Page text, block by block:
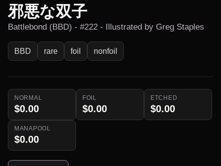
邪悪な双子
Battlebond (BBD) - #222 - Illustrated by Greg Staples
BBD rare foil nonfoil
NORMAL
$0.00
FOIL
$0.00
ETCHED
$0.00
MANAPOOL
$0.00